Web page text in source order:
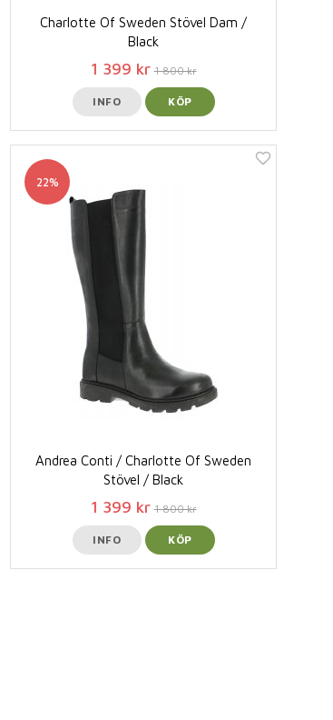
Charlotte Of Sweden Stövel Dam /
Black
1 399 kr 1 800 kr
INFO KÖP
22%
Andrea Conti / Charlotte Of Sweden
Stövel / Black
1 399 kr 1 800 kr
INFO KÖP